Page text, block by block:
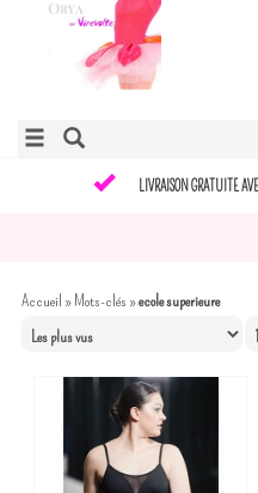
LIVRAISON GRATUITE
Accueil »Mots-clés »ecole superieure